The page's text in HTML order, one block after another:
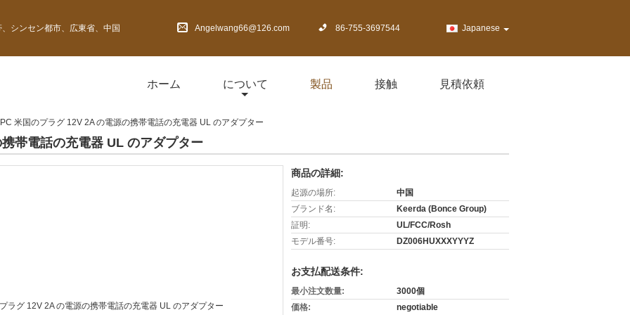
シンセン都市、広東省、中国 Angelwang66@126.com 86-755-3697544 Japanese
ホーム について 製品 接触 見積依頼
PC 米国のプラグ 12V 2A の電源の携帯電話の充電器 UL のアダプター
帯電話の充電器 UL のアダプター
商品の詳細:
起源の場所:
中国
ブランド名:
Keerda (Bonce Group)
証明:
UL/FCC/Rosh
モデル番号:
DZ006HUXXXYYYZ
お支払配送条件:
最小注文数量:
3000個
価格:
negotiable